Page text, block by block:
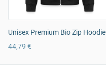
Unisex Premium Bio Zip Hoodie
44,79 €